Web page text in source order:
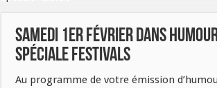
Samedi 1er février dans
Spéciale Festivals
Au programme de votre émission